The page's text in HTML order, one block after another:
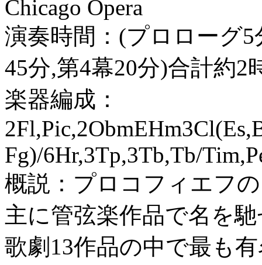
Chicago Opera
演奏時間：(プロローグ5
45分,第4幕20分)合計約2
楽器編成：
Fg)/6Hr,3Tp,3Tb,Tb/
概説：プロコフィエフ
主に管弦楽作品で名を
歌劇13作品の中で最も